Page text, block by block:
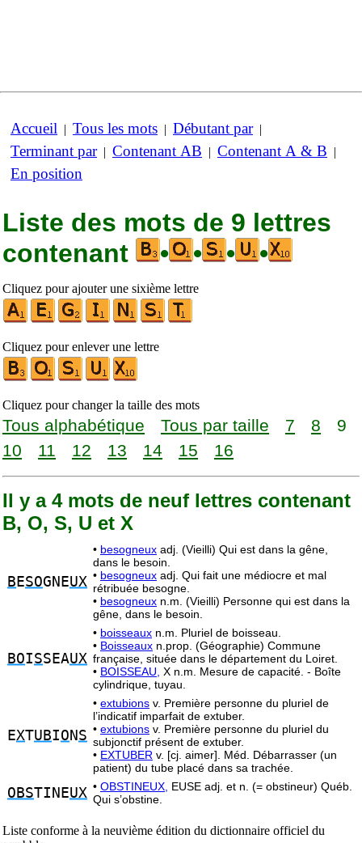
Accueil | Tous les mots | Débutant par|
Terminant par| Contenant AB | Contenant A & B |
En position
Liste des mots de 9 lettres
contenant
• • • •
Cliquez pour ajouter une sixième lettre
Cliquez pour enlever une lettre
Cliquez pour changer la taille des mots
Tous alphabétique Tous par taille 7 8
9
10
11 12 13 14 15 16
Il y a 4 mots de neuf lettres contenant
B, O, S, U et X
B ESOGNEUX
• besogneux adj. (Vieilli) Qui est dans la gêne,
dans le besoin.
• besogneux adj. Qui fait une médiocre et mal
rétribuée besogne.
• besogneux n.m. (Vieilli) Personne qui est dans la
gêne, dans le besoin.
BOISSEAUX
• boisseaux n.m. Pluriel de boisseau.
• Boisseaux n.prop. (Géographie) Commune
française, située dans le département du Loiret.
• BOISSEAU, X n.m. Mesure de capacité. - Boîte
cylindrique, tuyau.
EXTUBIO N S
• extubions v. Première personne du pluriel de
l’indicatif imparfait de extuber.
• extubions v. Première personne du pluriel du
subjonctif présent de extuber.
• EXTUBER v. [cj. aimer]. Méd. Débarrasser (un
patient) du tube placé dans sa trachée.
OBSTINEUX • OBSTINEUX, EUSE adj. et n. (= obstineur) Québ.
Qui s’obstine.
Liste conforme à la neuvième édition du dictionnaire officiel du